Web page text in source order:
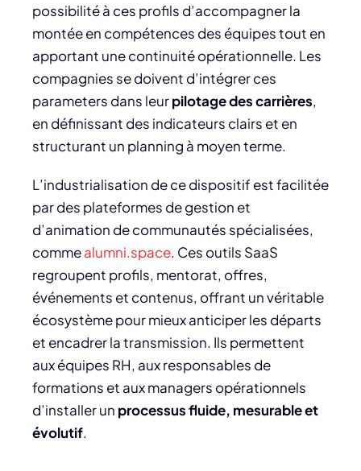
possibilité à ces profils d’accompagner la
montée en compétences des équipes tout en
apportant une continuité opérationnelle. Les
compagnies se doivent d’intégrer ces
parameters dans leurpilotage des carrières,
en définissant des indicateurs clairs et en
structurant un planning à moyen terme.
L’industrialisation de ce dispositif est facilitée
par des plateformes de gestion et
d’animation de communautés spécialisées,
commealumni.space. Ces outils SaaS
regroupent profils, mentorat, offres,
événements et contenus, offrant un véritable
écosystème pour mieux anticiper les départs
et encadrer la transmission. Ils permettent
aux équipes RH, aux responsables de
formations et aux managers opérationnels
d’installer un processus fluide, mesurable et
évolutif.